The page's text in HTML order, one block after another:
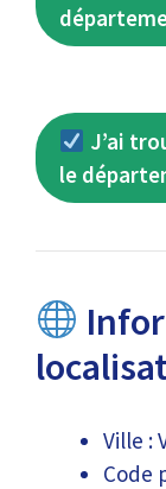
J’ai
le
Ville :
Code